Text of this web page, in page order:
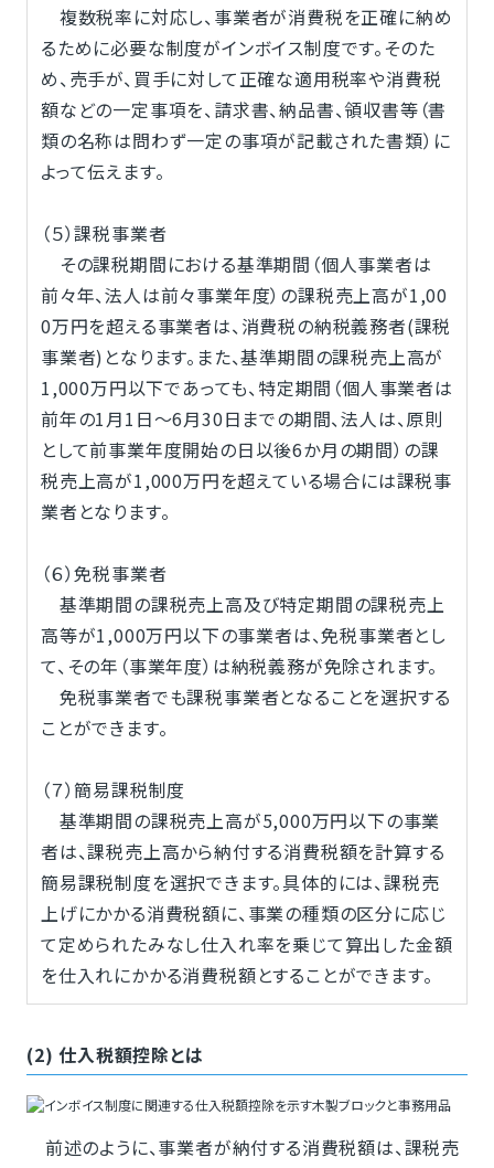
複数税率に対応し、事業者が消費税を正確に納め
るために必要な制度がインボイス制度です。そのた
め、売手が、買手に対して正確な適用税率や消費税
額などの一定事項を、請求書、納品書、領収書等（書
類の名称は問わず一定の事項が記載された書類）に
よって伝えます。
（５）課税事業者
その課税期間における基準期間（個人事業者は
前々年、法人は前々事業年度）の課税売上高が1,00
0万円を超える事業者は、消費税の納税義務者(課税
事業者)となります。また、基準期間の課税売上高が
1,000万円以下であっても、特定期間（個人事業者は
前年の1月1日～6月30日までの期間、法人は、原則
として前事業年度開始の日以後6か月の期間）の課
税売上高が1,000万円を超えている場合には課税事
業者となります。
（６）免税事業者
基準期間の課税売上高及び特定期間の課税売上
高等が1,000万円以下の事業者は、免税事業者とし
て、その年（事業年度）は納税義務が免除されます。
免税事業者でも課税事業者となることを選択する
ことができます。
（７）簡易課税制度
基準期間の課税売上高が5,000万円以下の事業
者は、課税売上高から納付する消費税額を計算する
簡易課税制度を選択できます。具体的には、課税売
上げにかかる消費税額に、事業の種類の区分に応じ
て定められたみなし仕入れ率を乗じて算出した金額
を仕入れにかかる消費税額とすることができます。
(2) 仕入税額控除とは
前述のように、事業者が納付する消費税額は、課税売